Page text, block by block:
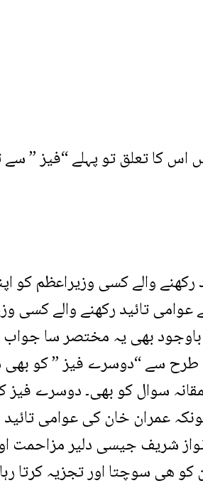
کا تعلق تو پہلے “فیز ” سے
والے کسی وزیراعظم کو
عوامی تائید رکھنے والے کسی
باوجود بھی یہ مختصر سا
طرح سے “دوسرے فیز ” کو بھی
سوال کو بھی۔ دوسرے
عمران خان کی عوامی
شریف جیسی دلیر مزاحمت
ھی سوچتا اور تجزیہ کرتا